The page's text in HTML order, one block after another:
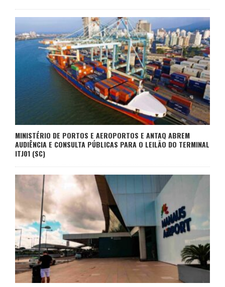
MINISTÉRIO DE PORTOS E AEROPORTOS E ANTAQ ABREM
AUDIÊNCIA E CONSULTA PÚBLICAS PARA O LEILÃO DO TERMINAL
ITJ01 (SC)